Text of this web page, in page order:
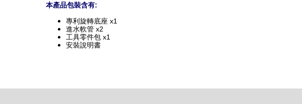
本產品包裝含有:
專利旋轉底座 x1
進水軟管 x2
工具零件包 x1
安裝說明書